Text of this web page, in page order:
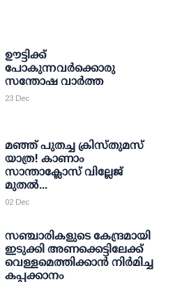
ഊട്ടിക്ക്
പോകുന്നവര്‍ക്കൊരു
സന്തോഷ വാര്‍ത്ത
23 Dec
മഞ്ഞ് പുതച്ച ക്രിസ്തുമസ്
യാത്ര! കാണാം
സാന്താക്ലോസ് വില്ലേജ്
മുതല്‍...
02 Dec
സഞ്ചാരികളുടെ കേന്ദ്രമായി
ഇടുക്കി അണക്കെട്ടിലേക്ക്
വെള്ളമെത്തിക്കാൻ നിർമിച്ച
കപ്പക്കാനം